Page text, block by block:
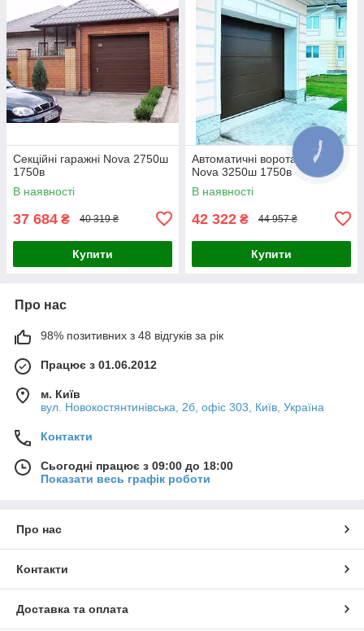
Секційні гаражні Nova 2750ш
1750в
В наявності
37 684 ₴ 40 319 ₴
Купити
Автоматичні ворота гаражні
Nova 3250ш 1750в
В наявності
42 322 ₴ 44 957 ₴
Купити
Про нас
98% позитивних з 48 відгуків за рік
Працює з 01.06.2012
м. Київ
вул. Новокостянтинівська, 2б, офіс 303, Київ, Україна
Контакти
Сьогодні працює з 09:00 до 18:00
Показати весь графік роботи
Про нас
Контакти
Доставка та оплата